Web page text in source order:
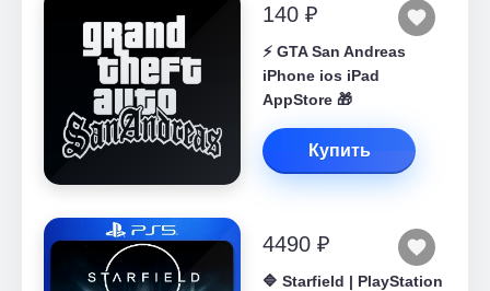
140 ₽
⚡️ GTA San Andreas
iPhone ios iPad
AppStore 🎁
Купить
4490 ₽
🔷 Starfield | PlayStation